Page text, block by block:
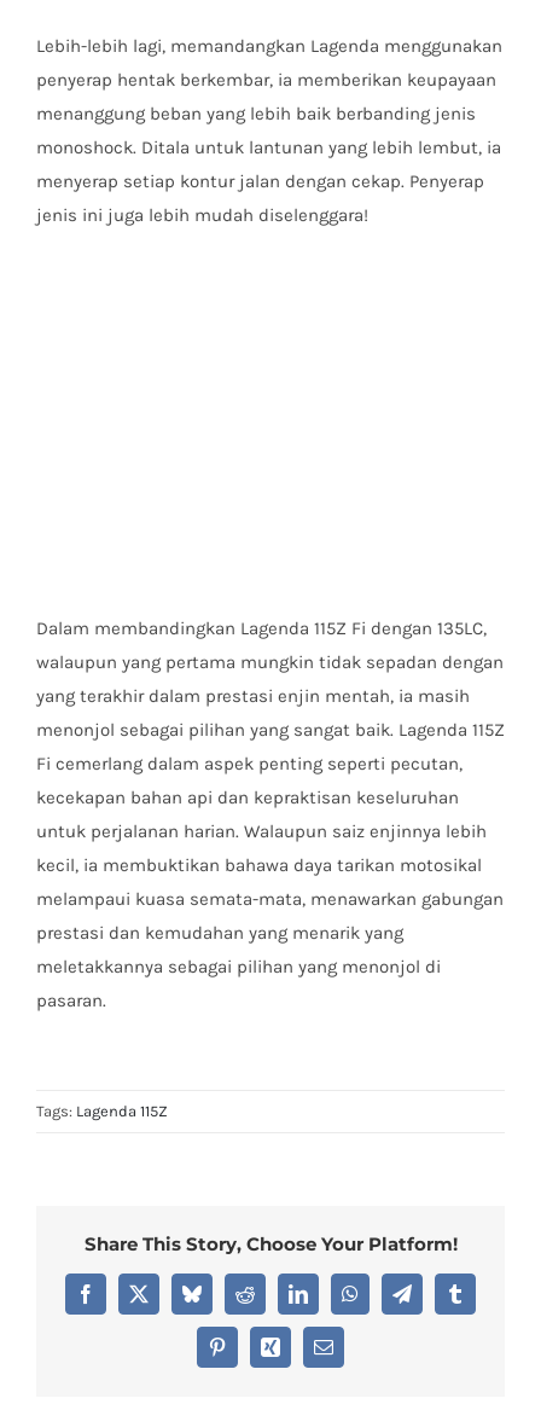
Lebih-lebih lagi, memandangkan Lagenda menggunakan
penyerap hentak berkembar, ia memberikan keupayaan
menanggung beban yang lebih baik berbanding jenis
monoshock. Ditala untuk lantunan yang lebih lembut, ia
menyerap setiap kontur jalan dengan cekap. Penyerap
jenis ini juga lebih mudah diselenggara!
Dalam membandingkan Lagenda 115Z Fi dengan 135LC,
walaupun yang pertama mungkin tidak sepadan dengan
yang terakhir dalam prestasi enjin mentah, ia masih
menonjol sebagai pilihan yang sangat baik. Lagenda 115Z
Fi cemerlang dalam aspek penting seperti pecutan,
kecekapan bahan api dan kepraktisan keseluruhan
untuk perjalanan harian. Walaupun saiz enjinnya lebih
kecil, ia membuktikan bahawa daya tarikan motosikal
melampaui kuasa semata-mata, menawarkan gabungan
prestasi dan kemudahan yang menarik yang
meletakkannya sebagai pilihan yang menonjol di
pasaran.
Tags: Lagenda 115Z
Share This Story, Choose Your Platform!
Facebook
X BlueskyRedditLinkedInWhatsAppTelegramTumblr
PinterestXing Email